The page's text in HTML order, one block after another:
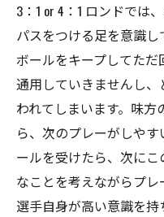
3：1 or 4：1 ロンドでは
パスをつける足を意識し
ボールをキープしてた
通用していきませんし
われてしまいます。味
ら、次のプレーがしや
ールを受けたら、次に
なことを考えながらプレ
選手自身が高い意識を